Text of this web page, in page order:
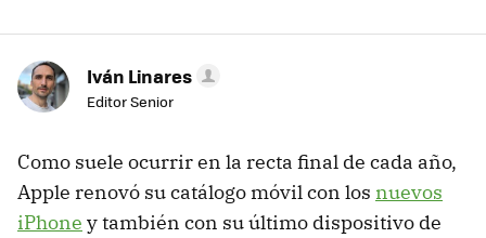
Iván Linares
Editor Senior
Como suele ocurrir en la recta final de cada año,
Apple renovó su catálogo móvil con los nuevos
iPhone y también con su último dispositivo de